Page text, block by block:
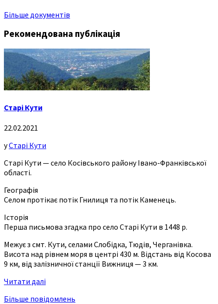
Більше документів
Рекомендована публікація
Старі Кути
22.02.2021
уСтарі Кути
Старі Кути — село Косівського району Івано-Франківської
області.
Географія
Селом протікає потік Гнилиця та потік Каменець.
Історія
Перша письмова згадка про село Старі Кути в 1448 р.
Межує з смт. Кути, селами Слобідка, Тюдів, Черганівка.
Висота над рівнем моря в центрі 430 м. Відстань від Косова
9 км, від залізничної станції Вижниця — 3 км.
Читати далі
Більше повідомлень